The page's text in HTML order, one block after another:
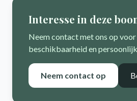
Interesse in deze
Neem contact met ons op
beschikbaarheid en
Neem contact op